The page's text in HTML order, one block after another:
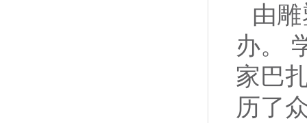
由
办。
家巴
历了